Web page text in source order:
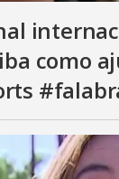
como